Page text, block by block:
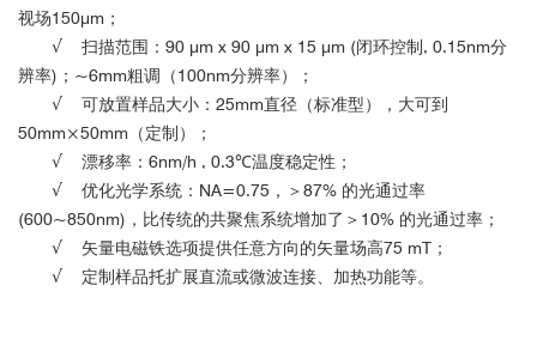
视场150μm；
√ 扫描范围：90 μm x 90 μm x 15 μm (闭环控制, 0.15nm分
辨率)；~6mm粗调（100nm分辨率）；
√ 可放置样品大小：25mm直径（标准型），大可到
50mm×50mm（定制）；
√ 漂移率：6nm/h , 0.3℃温度稳定性；
√ 优化光学系统：NA=0.75，＞87% 的光通过率
(600~850nm)，比传统的共聚焦系统增加了＞10% 的光通过率；
√ 矢量电磁铁选项提供任意方向的矢量场高75 mT；
√ 定制样品托扩展直流或微波连接、加热功能等。